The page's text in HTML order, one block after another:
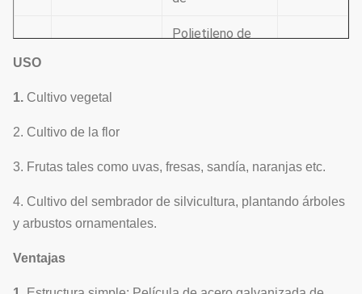
3
Polietileno de
sistema
conduce el
sistema que
Sistema de
ventilación
USO
1. Cultivo vegetal
2. Cultivo de la flor
3. Frutas tales como uvas, fresas, sandía, naranjas etc.
4. Cultivo del sembrador de silvicultura, plantando árboles
y arbustos ornamentales.
Ventajas